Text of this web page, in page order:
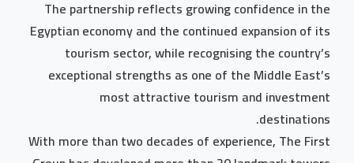
The partnership reflects growing confidence in the
Egyptian economy and the continued expansion of its
tourism sector, while recognising the country’s
exceptional strengths as one of the Middle East’s
most attractive tourism and investment
destinations.
With more than two decades of experience, The First